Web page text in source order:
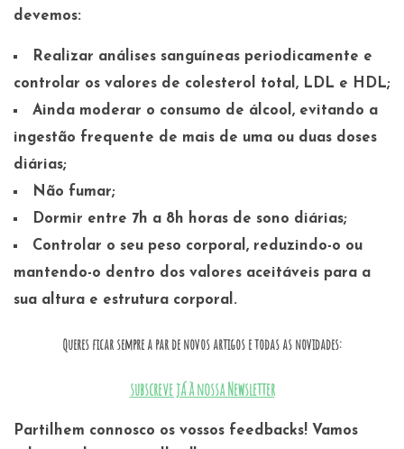
devemos:
Realizar análises sanguíneas periodicamente e
controlar os valores de colesterol total, LDL e HDL;
Ainda moderar o consumo de álcool, evitando a
ingestão frequente de mais de uma ou duas doses
diárias;
Não fumar;
Dormir entre 7h a 8h horas de sono diárias;
Controlar o seu peso corporal, reduzindo-o ou
mantendo-o dentro dos valores aceitáveis para a
sua altura e estrutura corporal.
Queres ficar sempre a par de novos artigos e todas as novidades:
subscreve já à nossa Newsletter
Partilhem connosco os vossos feedbacks! Vamos